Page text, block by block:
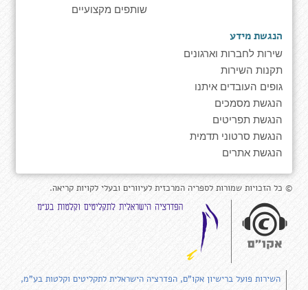
שותפים מקצועיים
הנגשת מידע
שירות לחברות וארגונים
תקנות השירות
גופים העובדים איתנו
הנגשת מסמכים
הנגשת תפריטים
הנגשת סרטוני תדמית
הנגשת אתרים
© כל הזכויות שמורות לספריה המרכזית לעיוורים ובעלי לקויות קריאה.
השירות פועל ברישיון אקו"ם, הפדרציה הישראלית לתקליטים וקלטות בע"מ,